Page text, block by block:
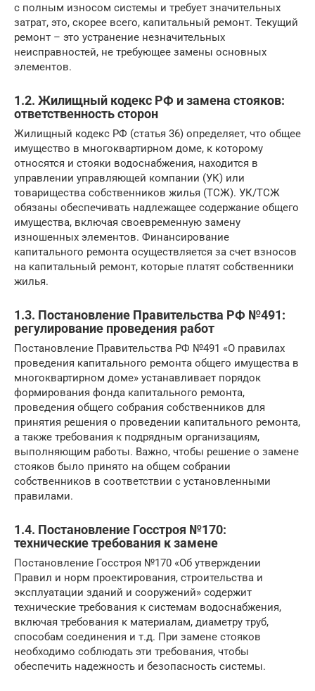
с полным износом системы и требует значительных
затрат, это, скорее всего, капитальный ремонт. Текущий
ремонт – это устранение незначительных
неисправностей, не требующее замены основных
элементов.
1.2. Жилищный кодекс РФ и замена стояков:
ответственность сторон
Жилищный кодекс РФ (статья 36) определяет, что общее
имущество в многоквартирном доме, к которому
относятся и стояки водоснабжения, находится в
управлении управляющей компании (УК) или
товарищества собственников жилья (ТСЖ). УК/ТСЖ
обязаны обеспечивать надлежащее содержание общего
имущества, включая своевременную замену
изношенных элементов. Финансирование
капитального ремонта осуществляется за счет взносов
на капитальный ремонт, которые платят собственники
жилья.
1.3. Постановление Правительства РФ №491:
регулирование проведения работ
Постановление Правительства РФ №491 «О правилах
проведения капитального ремонта общего имущества в
многоквартирном доме» устанавливает порядок
формирования фонда капитального ремонта,
проведения общего собрания собственников для
принятия решения о проведении капитального ремонта,
а также требования к подрядным организациям,
выполняющим работы. Важно, чтобы решение о замене
стояков было принято на общем собрании
собственников в соответствии с установленными
правилами.
1.4. Постановление Госстроя №170:
технические требования к замене
Постановление Госстроя №170 «Об утверждении
Правил и норм проектирования, строительства и
эксплуатации зданий и сооружений» содержит
технические требования к системам водоснабжения,
включая требования к материалам, диаметру труб,
способам соединения и т.д. При замене стояков
необходимо соблюдать эти требования, чтобы
обеспечить надежность и безопасность системы.